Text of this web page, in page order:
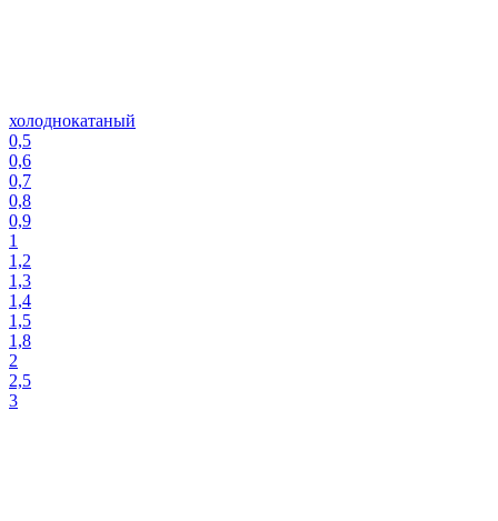
холоднокатаный
0,5
0,6
0,7
0,8
0,9
1
1,2
1,3
1,4
1,5
1,8
2
2,5
3